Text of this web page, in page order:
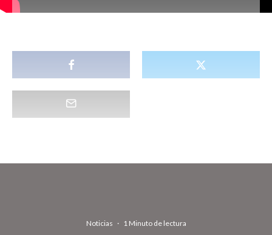
Noticias · 1 Minuto de lectura